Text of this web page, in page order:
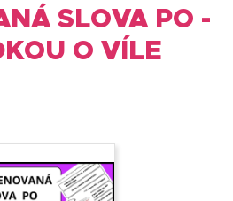
SLOVA PO -
O VÍLE